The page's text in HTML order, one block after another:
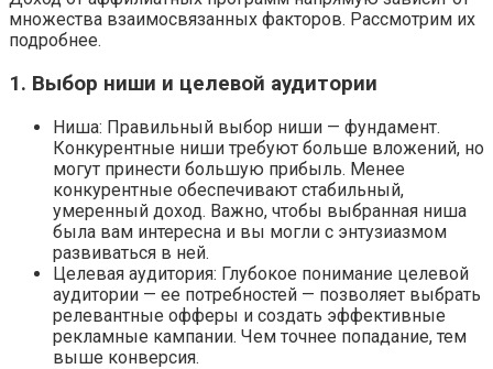
множества взаимосвязанных факторов. Рассмотрим их
подробнее.
1. Выбор ниши и целевой аудитории
Ниша: Правильный выбор ниши — фундамент.
Конкурентные ниши требуют больше вложений, но
могут принести большую прибыль. Менее
конкурентные обеспечивают стабильный,
умеренный доход. Важно, чтобы выбранная ниша
была вам интересна и вы могли с энтузиазмом
развиваться в ней.
Целевая аудитория: Глубокое понимание целевой
аудитории — ее потребностей — позволяет выбрать
релевантные офферы и создать эффективные
рекламные кампании. Чем точнее попадание, тем
выше конверсия.